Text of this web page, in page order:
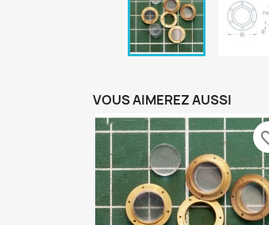
VOUS AIMEREZ AUSSI